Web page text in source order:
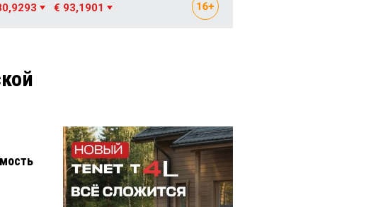
€ 93,1901